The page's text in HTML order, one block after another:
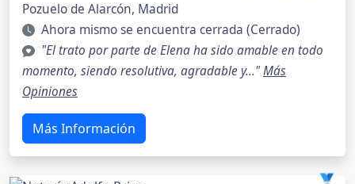
Pozuelo de Alarcón, Madrid
Ahora mismo se encuentra cerrada (Cerrado)
"El trato por parte de Elena ha sido amable en todo
momento, siendo resolutiva, agradable y..."Más
Opiniones
Más Información